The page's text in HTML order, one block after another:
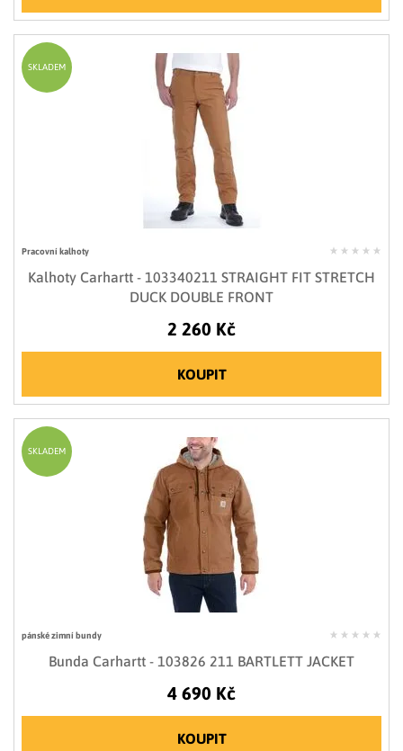
Pracovní kalhoty
Kalhoty Carhartt - 103340211 STRAIGHT FIT STRETCH
DUCK DOUBLE FRONT
2 260 Kč
KOUPIT
SKLADEM
pánské zimní bundy
Bunda Carhartt - 103826 211 BARTLETT JACKET
4 690 Kč
KOUPIT
SKLADEM